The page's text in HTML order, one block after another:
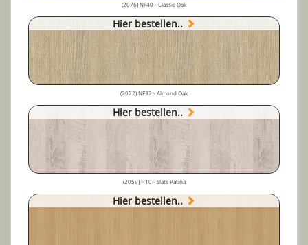
(2076) NF40 - Classic Oak
Hier bestellen..
(2072) NF32 - Almond Oak
Hier bestellen..
(2059) H10 - Slats Patina
Hier bestellen..